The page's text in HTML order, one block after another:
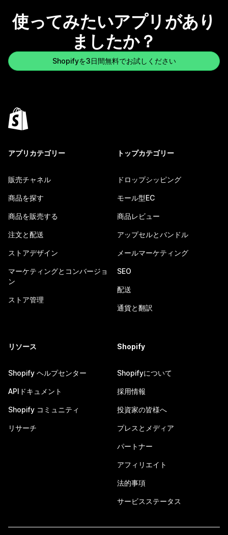
使ってみたいアプリがあり
ましたか？
Shopifyを3日間無料でお試しください
アプリカテゴリー
販売チャネル
商品を探す
商品を販売する
注文と配送
ストアデザイン
マーケティングとコンバージョ
ン
ストア管理
トップカテゴリー
ドロップシッピング
モール型EC
商品レビュー
アップセルとバンドル
メールマーケティング
SEO
配送
通貨と翻訳
リソース
Shopify ヘルプセンター
APIドキュメント
Shopify コミュニティ
リサーチ
Shopify
Shopifyについて
採用情報
投資家の皆様へ
プレスとメディア
パートナー
アフィリエイト
法的事項
サービスステータス